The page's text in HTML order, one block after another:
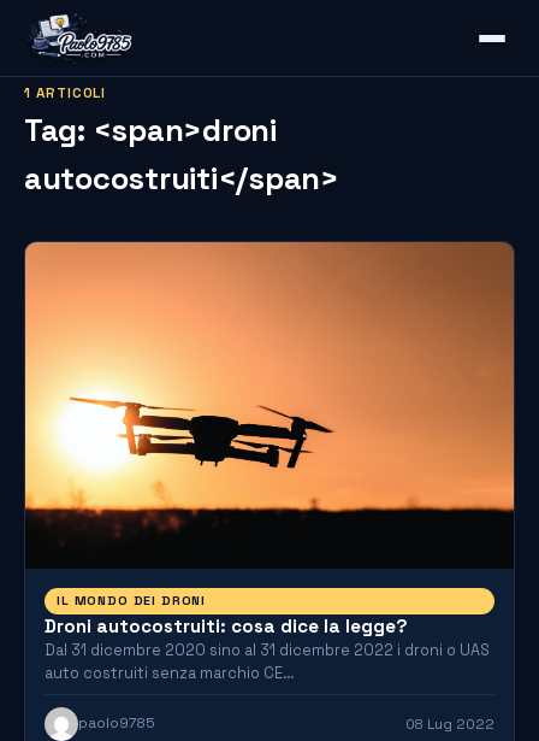
1 ARTICOLI
Tag: <span>droni
autocostruiti</span>
IL MONDO DEI DRONI
Droni autocostruiti: cosa dice la legge?
Dal 31 dicembre 2020 sino al 31 dicembre 2022 i droni o UAS
auto costruiti senza marchio CE…
paolo9785 08 Lug 2022